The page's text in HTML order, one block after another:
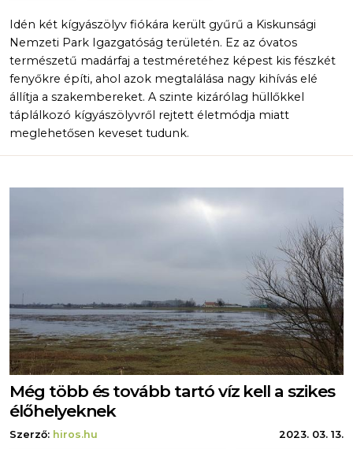
Idén két kígyászölyv fiókára került gyűrű a Kiskunsági
Nemzeti Park Igazgatóság területén. Ez az óvatos
természetű madárfaj a testméretéhez képest kis fészkét
fenyőkre építi, ahol azok megtalálása nagy kihívás elé
állítja a szakembereket. A szinte kizárólag hüllőkkel
táplálkozó kígyászölyvről rejtett életmódja miatt
meglehetősen keveset tudunk.
Még több és tovább tartó víz kell a szikes
élőhelyeknek
Szerző: hiros.hu
2023. 03. 13.